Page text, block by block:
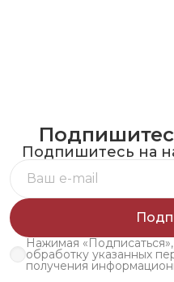
Подпишитесь на
Нажимая
обработку указанных
получения